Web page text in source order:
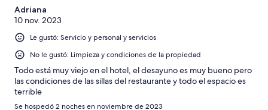
Adriana
10 nov. 2023
Le gustó: Servicio y personal y servicios
No le gustó: Limpieza y condiciones de la propiedad
Todo está muy viejo en el hotel, el desayuno es muy bueno pero
las condiciones de las sillas del restaurante y todo el espacio es
terrible
Se hospedó 2 noches en noviembre de 2023